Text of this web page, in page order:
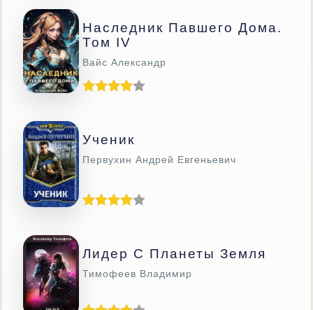
Наследник Павшего Дома.
Том IV
Вайс Александр
Ученик
Первухин Андрей Евгеньевич
Лидер С Планеты Земля
Тимофеев Владимир